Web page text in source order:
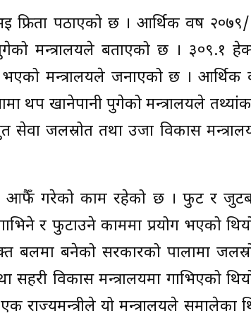
पठाएको छ । आर्थिक वर्ष
मन्त्रालयले बताएको छ । ३०९.१
मन्त्रालयले जनाएको छ । आर्थिक
थप खानेपानी पुगेको मन्त्रालयले
जलस्रोत तथा उर्जा विकास
आफैँ गरेको काम रहेको छ । फुट र
र फुटाउने काममा प्रयोग भएको
बलमा बनेको सरकारको पालामा
सहरी विकास मन्त्रालयमा गाभिएको
राज्यमन्त्रीले यो मन्त्रालयले समालेका